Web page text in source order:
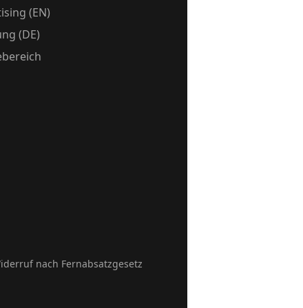
(EN)
(DE)
nach Fernabsatzgesetz